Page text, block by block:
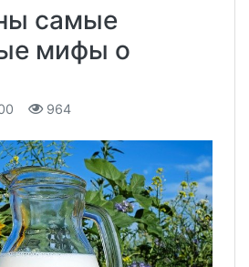
самые
мифы о
964